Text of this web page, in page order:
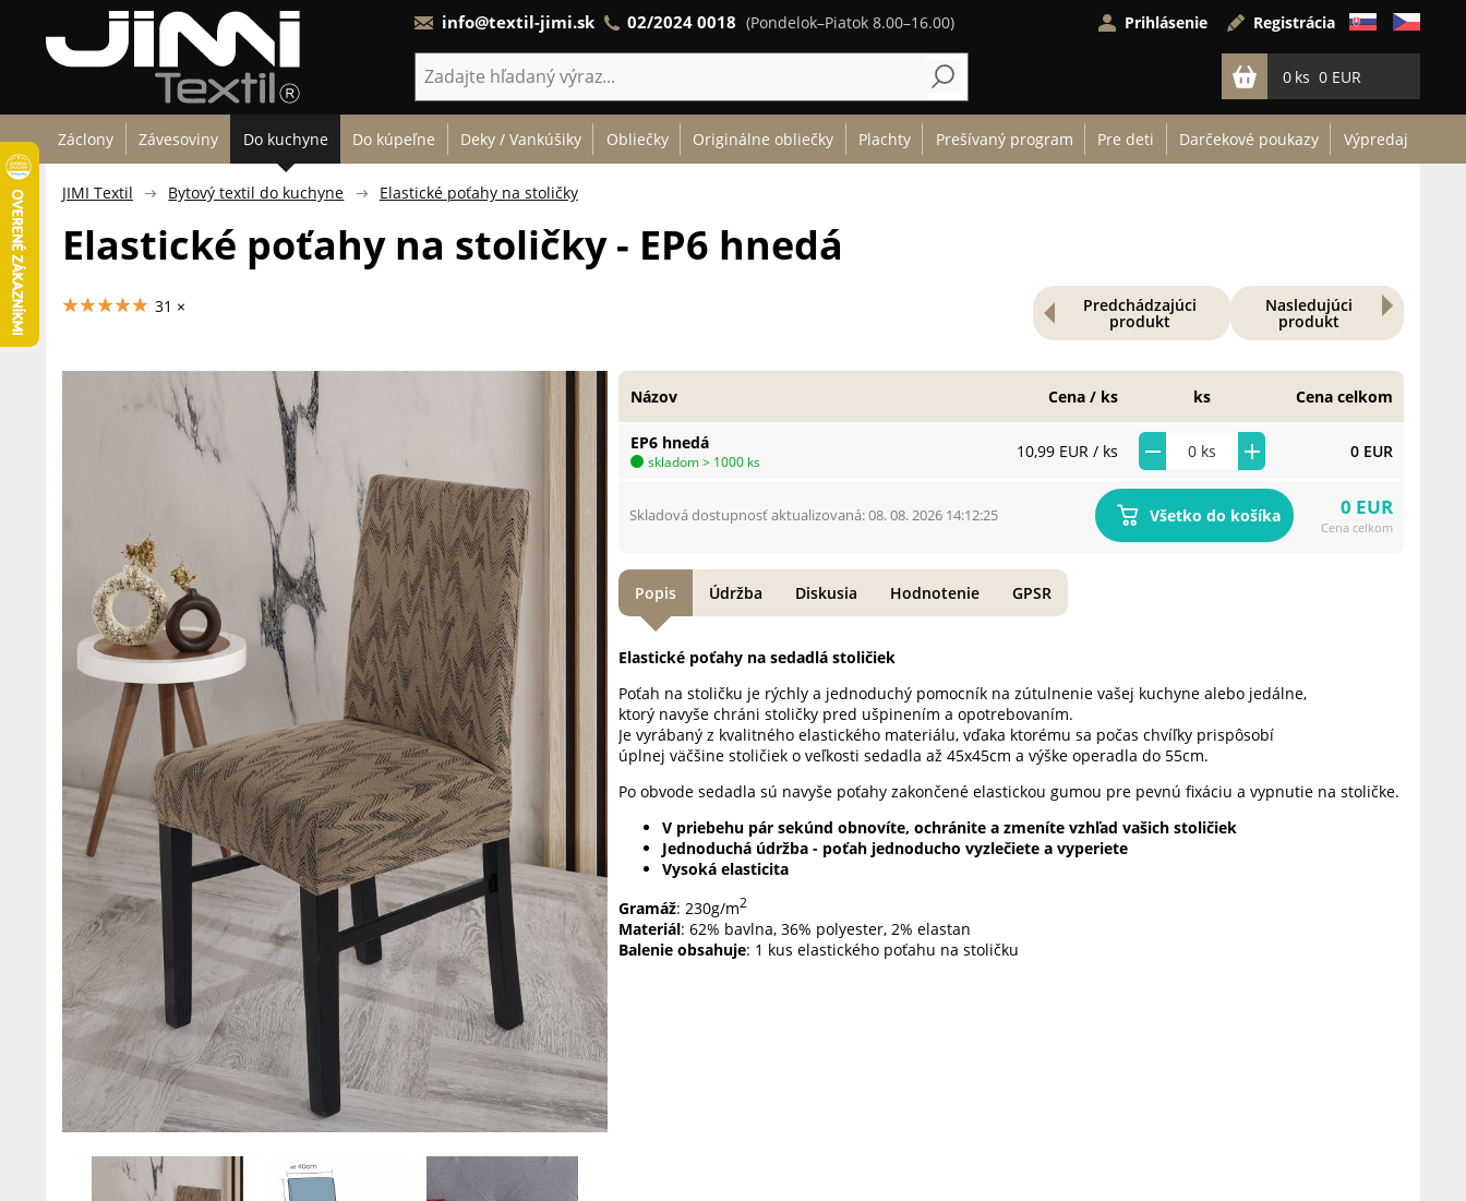
info@textil-jimi.sk 02/2024 0018 (Pondelok–Piatok 8.00–16.00) Prihlásenie Registrácia
0 0 EUR
Záclony Závesoviny Do kuchyne Do kúpeľne Deky / Vankúšiky Obliečky Originálne obliečky Plachty Prešívaný program Pre deti Darčekové poukazy Výpredaj
JIMI Textil Bytový textil do kuchyne Elastické poťahy na stoličky
31 × Predchádzajúci
produkt
Nasledujúci
produkt
Elastické poťahy na stoličky - EP6 hnedá
EP6 hnedá 10,99 EUR / ks 0 EUR
skladom > 1000 ks
Názov Cena / ks ks Cena celkom
Skladová dostupnosť aktualizovaná: 08. 08. 2026 14:12:25 Všetko do košíka 0 EUR
Cena celkom
Elastické poťahy na sedadlá stoličiek
Poťah na stoličku je rýchly a jednoduchý pomocník na zútulnenie vašej kuchyne alebo jedálne,
ktorý navyše chráni stoličky pred ušpinením a opotrebovaním.
Je vyrábaný z kvalitného elastického materiálu, vďaka ktorému sa počas chvíľky prispôsobí
úplnej väčšine stoličiek o veľkosti sedadla až 45x45cm a výške operadla do 55cm.
Po obvode sedadla sú navyše poťahy zakončené elastickou gumou pre pevnú fixáciu a vypnutie na stoličke.
V priebehu pár sekúnd obnovíte, ochránite a zmeníte vzhľad vašich stoličiek
Jednoduchá údržba - poťah jednoducho vyzlečiete a vyperiete
Vysoká elasticita
Gramáž: 230g/m2
Materiál: 62% bavlna, 36% polyester, 2% elastan
Balenie obsahuje: 1 kus elastického poťahu na stoličku
Popis Údržba Diskusia Hodnotenie GPSR